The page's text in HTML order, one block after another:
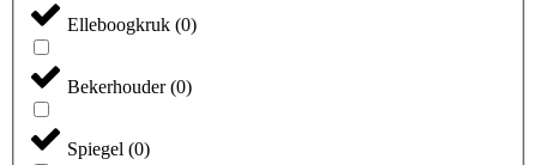
Elleboogkruk (0)
Bekerhouder(0)
Spiegel (0)